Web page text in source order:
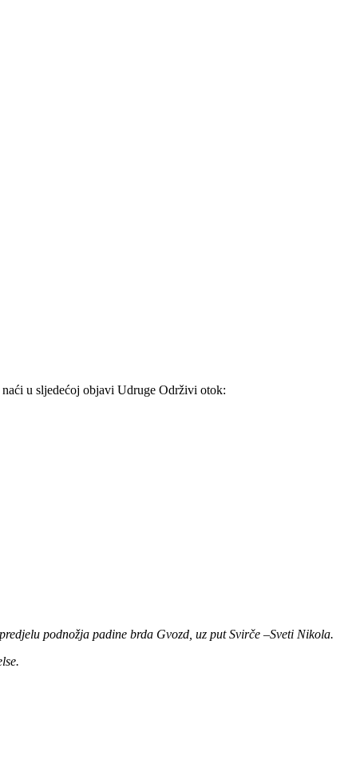
u sljedećoj objavi Udruge Održivi otok:
podnožja padine brda Gvozd, uz put Svirče –Sveti Nikola.